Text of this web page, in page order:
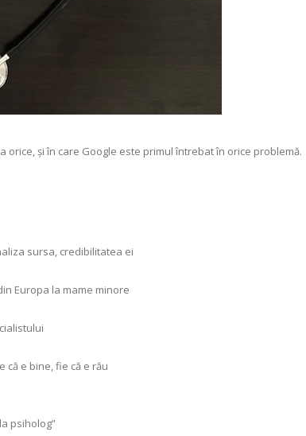
și în care Google este primul întrebat în orice problemă.
sursa, credibilitatea ei
Europa la mame minore
că e bine, fie că e rău
psiholog”